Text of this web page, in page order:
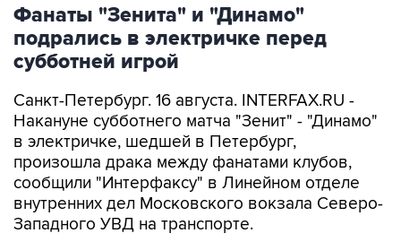
Фанаты "Зенита" и "Динамо"
подрались в электричке перед
субботней игрой
Санкт-Петербург. 16 августа. INTERFAX.RU -
Накануне субботнего матча "Зенит" - "Динамо"
в электричке, шедшей в Петербург,
произошла драка между фанатами клубов,
сообщили "Интерфаксу" в Линейном отделе
внутренних дел Московского вокзала Северо-
Западного УВД на транспорте.